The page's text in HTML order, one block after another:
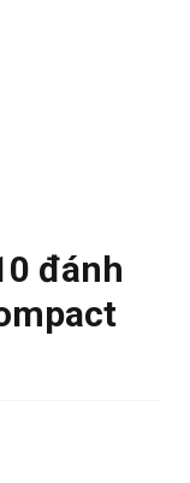
đánh